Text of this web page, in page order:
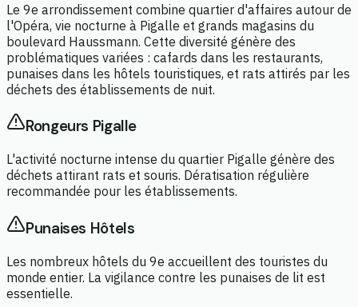
Le 9e arrondissement combine quartier d'affaires autour de
l'Opéra, vie nocturne à Pigalle et grands magasins du
boulevard Haussmann. Cette diversité génère des
problématiques variées : cafards dans les restaurants,
punaises dans les hôtels touristiques, et rats attirés par les
déchets des établissements de nuit.
Rongeurs Pigalle
L'activité nocturne intense du quartier Pigalle génère des
déchets attirant rats et souris. Dératisation régulière
recommandée pour les établissements.
Punaises Hôtels
Les nombreux hôtels du 9e accueillent des touristes du
monde entier. La vigilance contre les punaises de lit est
essentielle.